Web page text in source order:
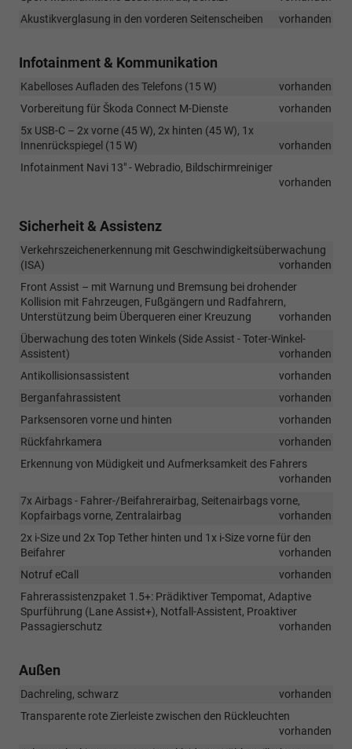
Akustikverglasung in den vorderen Seitenscheiben
vorhanden
Infotainment & Kommunikation
Kabelloses Aufladen des Telefons (15 W)
vorhanden
Vorbereitung für Škoda Connect M-Dienste
vorhanden
5x USB-C – 2x vorne (45 W), 2x hinten (45 W), 1x
Innenrückspiegel (15 W)
vorhanden
Infotainment Navi 13" - Webradio, Bildschirmreiniger
vorhanden
Sicherheit & Assistenz
Verkehrszeichenerkennung mit Geschwindigkeitsüberwachung
(ISA)
vorhanden
Front Assist – mit Warnung und Bremsung bei drohender
Kollision mit Fahrzeugen, Fußgängern und Radfahrern,
Unterstützung beim Überqueren einer Kreuzung
vorhanden
Überwachung des toten Winkels (Side Assist - Toter-Winkel-
Assistent)
vorhanden
Antikollisionsassistent
vorhanden
Berganfahrassistent
vorhanden
Parksensoren vorne und hinten
vorhanden
Rückfahrkamera
vorhanden
Erkennung von Müdigkeit und Aufmerksamkeit des Fahrers
vorhanden
7x Airbags - Fahrer-/Beifahrerairbag, Seitenairbags vorne,
Kopfairbags vorne, Zentralairbag
vorhanden
2x i-Size und 2x Top Tether hinten und 1x i-Size vorne für den
Beifahrer
vorhanden
Notruf eCall
vorhanden
Fahrerassistenzpaket 1.5+: Prädiktiver Tempomat, Adaptive
Spurführung (Lane Assist+), Notfall-Assistent, Proaktiver
Passagierschutz
vorhanden
Außen
Dachreling, schwarz
vorhanden
Transparente rote Zierleiste zwischen den Rückleuchten
vorhanden